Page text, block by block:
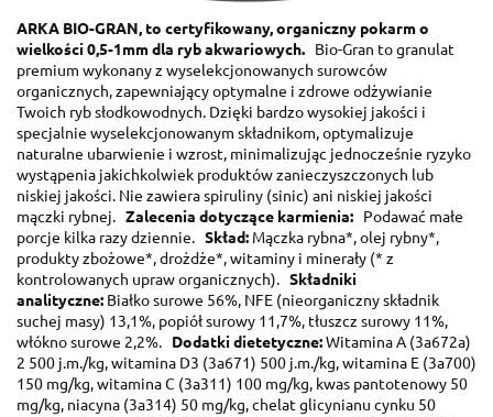
ARKA BIO-GRAN, to certyfikowany, organiczny pokarm o
wielkości 0,5-1mm dla ryb akwariowych. Bio-Gran to granulat
premium wykonany z wyselekcjonowanych surowców
organicznych, zapewniający optymalne i zdrowe odżywianie
Twoich ryb słodkowodnych. Dzięki bardzo wysokiej jakości i
specjalnie wyselekcjonowanym składnikom, optymalizuje
naturalne ubarwienie i wzrost, minimalizując jednocześnie ryzyko
wystąpenia jakichkolwiek produktów zanieczyszczonych lub
niskiej jakości. Nie zawiera spiruliny (sinic) ani niskiej jakości
mączki rybnej. Zalecenia dotyczące karmienia: Podawać małe
porcje kilka razy dziennie. Skład: Mączka rybna*, olej rybny*,
produkty zbożowe*, drożdże*, witaminy i minerały (* z
kontrolowanych upraw organicznych). Składniki
analityczne: Białko surowe 56%, NFE (nieorganiczny składnik
suchej masy) 13,1%, popiół surowy 11,7%, tłuszcz surowy 11%,
włókno surowe 2,2%. Dodatki dietetyczne:Witamina A (3a672a)
2 500 j.m./kg, witamina D3 (3a671) 500 j.m./kg, witamina E (3a700)
150 mg/kg, witamina C (3a311) 100 mg/kg, kwas pantotenowy 50
mg/kg, niacyna (3a314) 50 mg/kg, chelat glicynianu cynku 50